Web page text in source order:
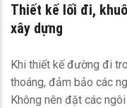
Thiết kế lối đi,
xây dựng
Khi thiết kế đường đi
thoáng, đảm bảo các
Không nên đặt các